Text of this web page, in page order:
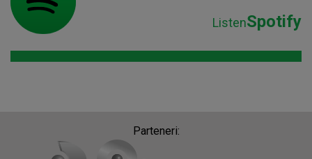
ListenSpotify
Parteneri: